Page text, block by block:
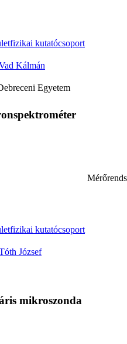
kutatócsoport
Kálmán
Egyetem
kutatócsoport
József
mikroszonda